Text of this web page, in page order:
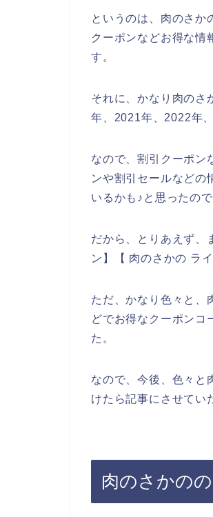
というのは、肉のさか
クーポンなどお得な情
す。
それに、かなり肉のさ
年、2021年、2022年
なので、割引クーポン
ンや割引セールなどの
いるかも♪と思ったの
だから、とりあえず、
ン】【 肉のさかの ラ
ただ、かなり色々と、
どでお得なクーポンコ
た。
なので、今後、色々と
けたら記事にさせてい
肉のさかの